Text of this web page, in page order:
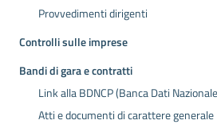
Provvedimenti dirigenti
Controlli sulle imprese
Bandi di gara e contratti
Link alla BDNCP (Banca Dati
Atti e documenti di carattere generale